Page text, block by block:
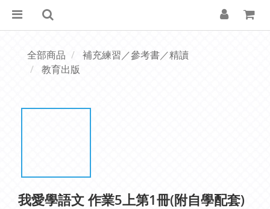
全部商品
補充練習／參考書／精讀
教育出版
我愛學語文 作業5上第1冊(附自學配套)